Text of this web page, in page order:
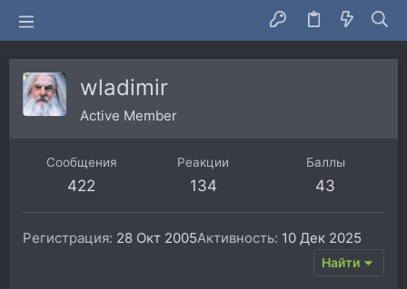
wladimir
Active Member
Сообщения
422
Реакции
134
Баллы
43
Регистрация 28 Окт 2005Активность 10 Дек 2025
Найти